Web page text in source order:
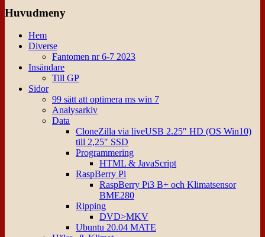
Huvudmeny
Hem
Diverse
Fantomen nr 6-7 2023
Insändare
Till GP
Sidor
99 sätt att optimera ms win 7
Analysarkiv
Data
CloneZilla via liveUSB 2.25″ HD (OS Win10)
till 2,25″ SSD
Programmering
HTML & JavaScript
RaspBerry Pi
RaspBerry Pi3 B+ och Klimatsensor
BME280
Ripping
DVD>MKV
Ubuntu 20.04 MATE